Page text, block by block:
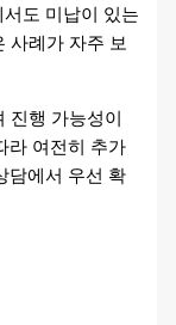
도 미납이 있는
사례가 자주 보
진행 가능성이
라 여전히 추가
담에서 우선 확